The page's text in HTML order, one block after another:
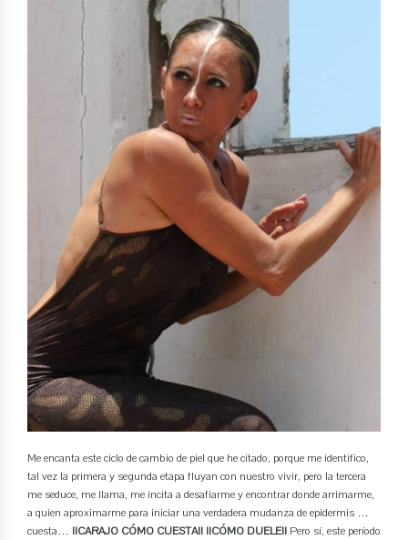
Me encanta este ciclo de cambio de piel que he citado, porque me identifico,
tal vez la primera y segunda etapa fluyan con nuestro vivir, pero la tercera
me seduce, me llama, me incita a desafiarme y encontrar donde arrimarme,
a quien aproximarme para iniciar una verdadera mudanza de epidermis …
cuesta… ¡¡CARAJO CÓMO CUESTA!! ¡¡CÓMO DUELE!! Pero sí, este período